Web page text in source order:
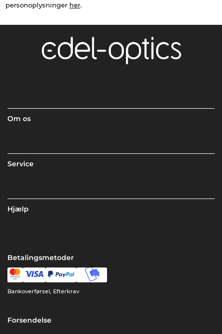
personoplysninger her.
Om os
Service
Hjælp
Betalingsmetoder
Bankoverførsel, Efterkrav
Forsendelse